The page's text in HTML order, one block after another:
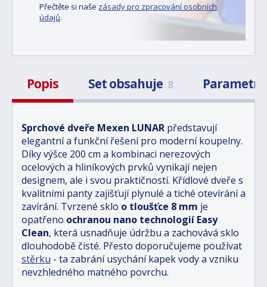
Přečtěte si naše zásady pro zpracování osobních
údajů.
Popis Set obsahuje 8 Parametry
Sprchové dveře Mexen LUNAR představují
elegantní a funkční řešení pro moderní koupelny.
Díky výšce 200 cm a kombinaci nerezových
ocelových a hliníkových prvků vynikají nejen
designem, ale i svou praktičností. Křídlové dveře s
kvalitními panty zajišťují plynulé a tiché otevírání a
zavírání. Tvrzené sklo o tloušťce 8 mm je
opatřeno ochranou nano technologií Easy
Clean, která usnadňuje údržbu a zachovává sklo
dlouhodobě čisté. Přesto doporučujeme používat
stěrku - ta zabrání usychání kapek vody a vzniku
nevzhledného matného povrchu.